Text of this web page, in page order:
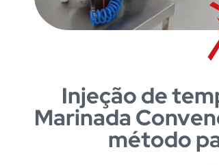
Injeção de
Marinada
método